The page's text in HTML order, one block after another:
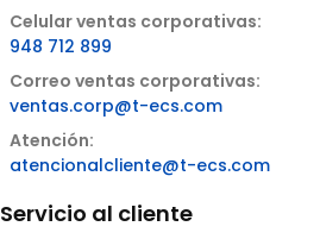
Celular ventas corporativas:
948 712 899
Correo ventas corporativas:
ventas.corp@t-ecs.com
Atención:
atencionalcliente@t-ecs.com
Servicio al cliente